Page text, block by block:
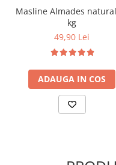
Masline Almades
kg
49,90 Lei
ADAUGA IN COS